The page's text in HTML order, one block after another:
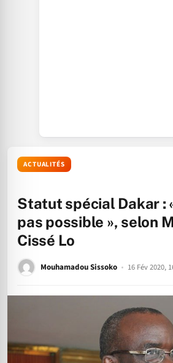
ACTUALITÉS
Statut spécial Dakar :
pas possible », selon
Cissé Lo
Mouhamadou Sissoko 16 Fév 2020,